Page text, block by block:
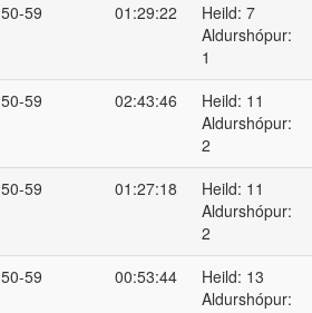
50-59 01:29:22
Heild: 7
Aldurshópur:
1
50-59 02:43:46
Heild: 11
Aldurshópur:
2
50-59 01:27:18
Heild: 11
Aldurshópur:
2
50-59 00:53:44
Heild: 13
Aldurshópur: